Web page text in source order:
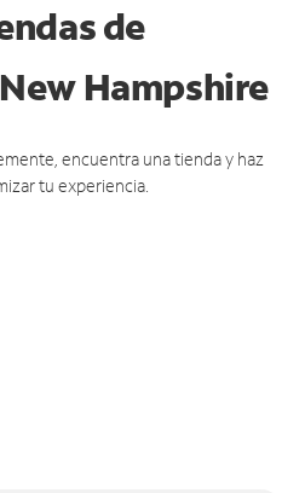
de
Hampshire
encuentra una tienda y haz
tu experiencia.